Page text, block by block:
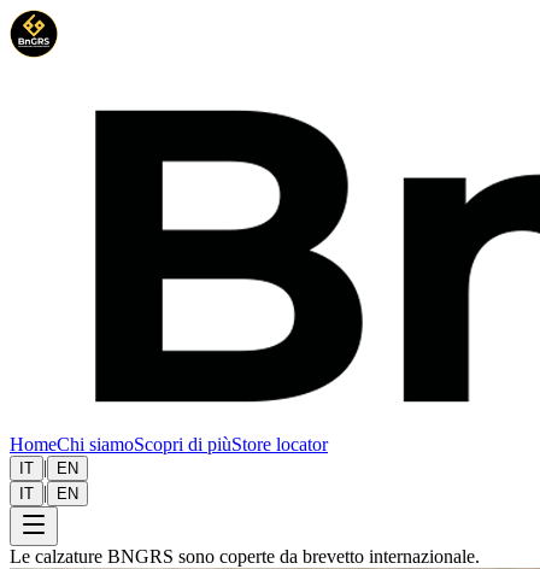
HomeChi siamoScopri di piùStore locator
IT |
EN
IT | EN
Le calzature BNGRS sono coperte da brevetto internazionale.